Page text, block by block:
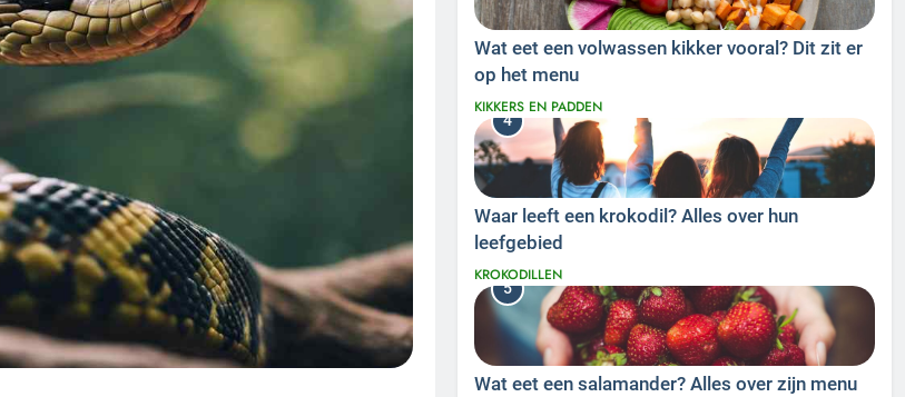
Wat eet een volwassen kikker vooral? Dit zit er
op het menu
KIKKERS EN PADDEN
4
Waar leeft een krokodil? Alles over hun
leefgebied
KROKODILLEN
5
Wat eet een salamander? Alles over zijn menu